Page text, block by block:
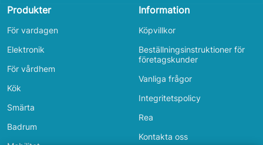
Produkter
För vardagen
Elektronik
För vårdhem
Kök
Smärta
Badrum
Information
Köpvillkor
Beställningsinstruktioner för
företagskunder
Vanliga frågor
Integritetspolicy
Rea
Kontakta oss